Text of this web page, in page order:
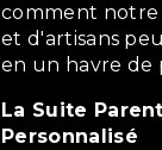
comment notre
et d'artisans
en un havre de
La Suite
Personnalisé